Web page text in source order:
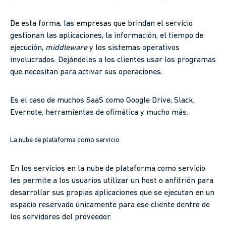
De esta forma, las empresas que brindan el servicio
gestionan las aplicaciones, la información, el tiempo de
ejecución, middlewarey los sistemas operativos
involucrados. Dejándoles a los clientes usar los programas
que necesitan para activar sus operaciones.
Es el caso de muchos SaaS como Google Drive, Slack,
Evernote, herramientas de ofimática y mucho más.
La nube de plataforma como servicio
En los servicios en la nube de plataforma como servicio
les permite a los usuarios utilizar un host o anfitrión para
desarrollar sus propias aplicaciones que se ejecutan en un
espacio reservado únicamente para ese cliente dentro de
los servidores del proveedor.